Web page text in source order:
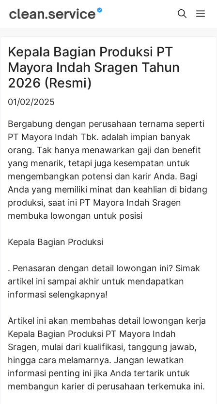
Kepala Bagian Produksi PT
Mayora Indah Sragen Tahun
2026 (Resmi)
01/02/2025
Bergabung dengan perusahaan ternama seperti
PT Mayora Indah Tbk. adalah impian banyak
orang. Tak hanya menawarkan gaji dan benefit
yang menarik, tetapi juga kesempatan untuk
mengembangkan potensi dan karir Anda. Bagi
Anda yang memiliki minat dan keahlian di bidang
produksi, saat ini PT Mayora Indah Sragen
membuka lowongan untuk posisi
Kepala Bagian Produksi
. Penasaran dengan detail lowongan ini? Simak
artikel ini sampai akhir untuk mendapatkan
informasi selengkapnya!
Artikel ini akan membahas detail lowongan kerja
Kepala Bagian Produksi PT Mayora Indah
Sragen, mulai dari kualifikasi, tanggung jawab,
hingga cara melamarnya. Jangan lewatkan
informasi penting ini jika Anda tertarik untuk
membangun karier di perusahaan terkemuka ini.